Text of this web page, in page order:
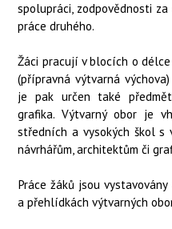
spolupráci, zodpovědnosti
práce druhého.
Žáci pracují v blocích o
(přípravná výtvarná
je pak určen také
grafika. Výtvarný obor je
středních a vysokých škol s
návrhářům, architektům či
Práce žáků jsou
a přehlídkách výtvarných